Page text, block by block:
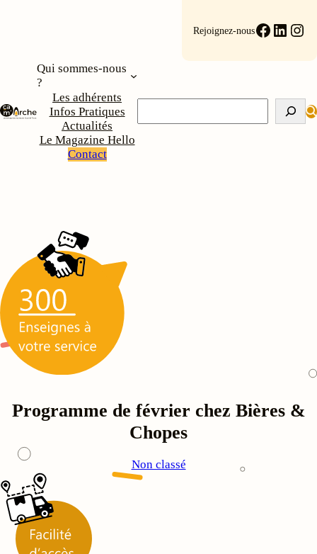
Rejoignez-nous
Qui sommes-nous
?
Les adhérents
Infos Pratiques
Actualités
Le Magazine Hello
Contact
Programme de février chez Bières &
Chopes
Non classé